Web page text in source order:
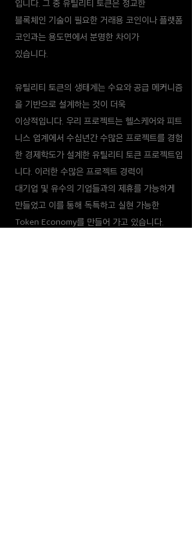
입니다. 그 중 유틸리티 토큰은 정교한
블록체인 기술이 필요한 거래용 코인이나 플랫폼
코인과는 용도면에서 분명한 차이가
있습니다.
유틸리티 토큰의 생태계는 수요와 공급 메커니즘
을 기반으로 설계하는 것이 더욱
이상적입니다. 우리 프로젝트는 헬스케어와 피트
니스 업계에서 수십년간 수많은 프로젝트를 경험
한 경제학도가 설계한 유틸리티 토큰 프로젝트입
니다. 이러한 수많은 프로젝트 경력이
대기업 및 유수의 기업들과의 제휴를 가능하게
만들었고 이를 통해 독특하고 실현 가능한
Token Economy를 만들어 가고 있습니다.